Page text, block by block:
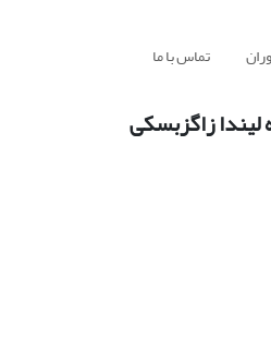
تماس با ما
لیندا زاگزبسکی